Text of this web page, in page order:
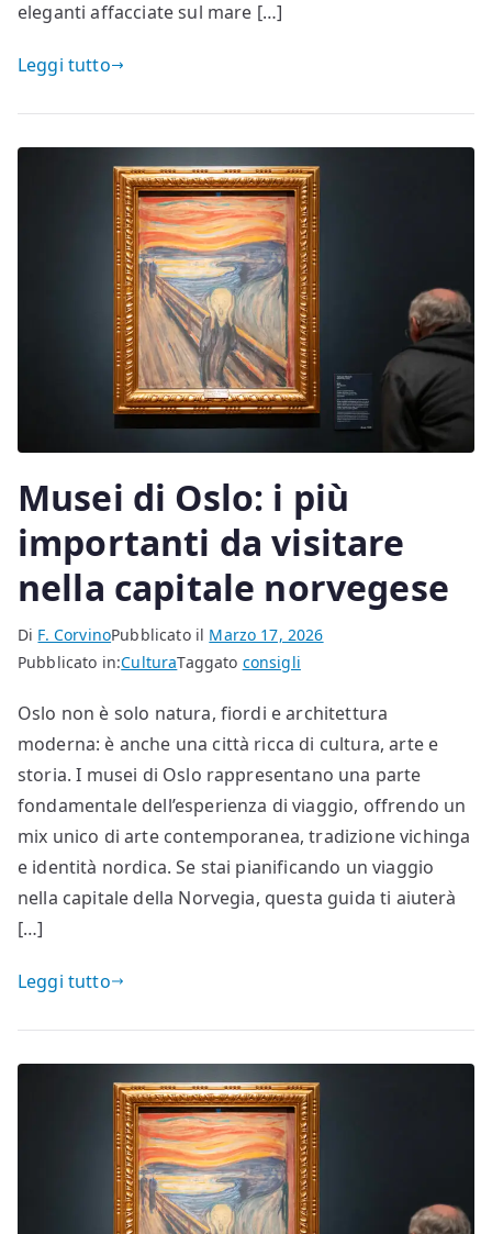
eleganti affacciate sul mare […]
Leggi tutto
Musei di Oslo: i più
importanti da visitare
nella capitale norvegese
Di F. CorvinoPubblicato il Marzo 17, 2026
Pubblicato in:CulturaTaggato consigli
Oslo non è solo natura, fiordi e architettura
moderna: è anche una città ricca di cultura, arte e
storia. I musei di Oslo rappresentano una parte
fondamentale dell’esperienza di viaggio, offrendo un
mix unico di arte contemporanea, tradizione vichinga
e identità nordica. Se stai pianificando un viaggio
nella capitale della Norvegia, questa guida ti aiuterà
[…]
Leggi tutto